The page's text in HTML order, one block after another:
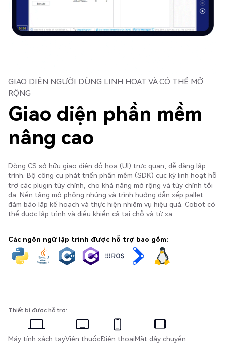
GIAO DIỆN NGƯỜI DÙNG LINH HOẠT VÀ CÓ THỂ MỞ
RỘNG
Giao diện phần mềm
nâng cao
Dòng CS sở hữu giao diện đồ họa (UI) trực quan, dễ dàng lập
trình. Bộ công cụ phát triển phần mềm (SDK) cực kỳ linh hoạt hỗ
trợ các plugin tùy chỉnh, cho khả năng mở rộng và tùy chỉnh tối
đa. Nền tảng mô phỏng nhúng và trình hướng dẫn xếp pallet
đảm bảo lập kế hoạch và thực hiện nhiệm vụ hiệu quả. Cobot có
thể được lập trình và điều khiển cả tại chỗ và từ xa.
Các ngôn ngữ lập trình được hỗ trợ bao gồm:
Thiết bị được hỗ trợ:
Máy tính xách tayViên thuốcĐiện thoạiMặt dây chuyền